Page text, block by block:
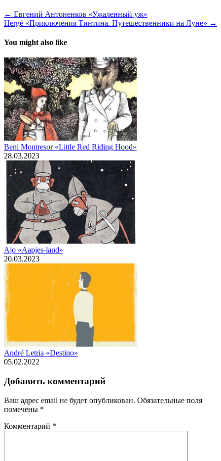
← Евгений Антоненков «Ужаленный уж»
Hergé «Приключения Тинтина. Путешественники на Луне» →
You might also like
Beni Montresor «Little Red Riding Hood»
28.03.2023
Ajo «Aapjes-land»
20.03.2023
André Letria «Destino»
05.02.2022
Добавить комментарий
Ваш адрес email не будет опубликован. Обязательные поля
помечены *
Комментарий *